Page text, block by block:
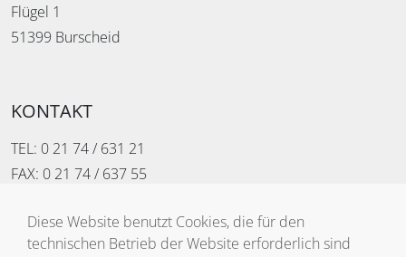
Flügel 1
51399 Burscheid
KONTAKT
TEL: 0 21 74 / 631 21
FAX: 0 21 74 / 637 55
Diese Website benutzt Cookies, die für den
technischen Betrieb der Website erforderlich sind